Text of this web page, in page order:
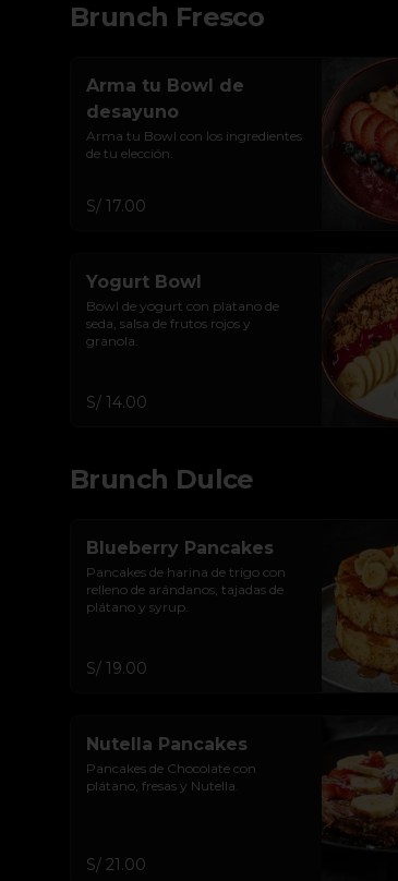
Brunch Fresco
Arma tu Bowl de
desayuno
Arma tu Bowl con los ingredientes
de tu elección.
S/ 17.00
Yogurt Bowl
Bowl de yogurt con platano de
seda, salsa de frutos rojos y
granola.
S/ 14.00
Brunch Dulce
Blueberry Pancakes
Pancakes de harina de trigo con
relleno de arándanos, tajadas de
plátano y syrup.
S/ 19.00
Nutella Pancakes
Pancakes de Chocolate con
plátano, fresas y Nutella.
S/ 21.00